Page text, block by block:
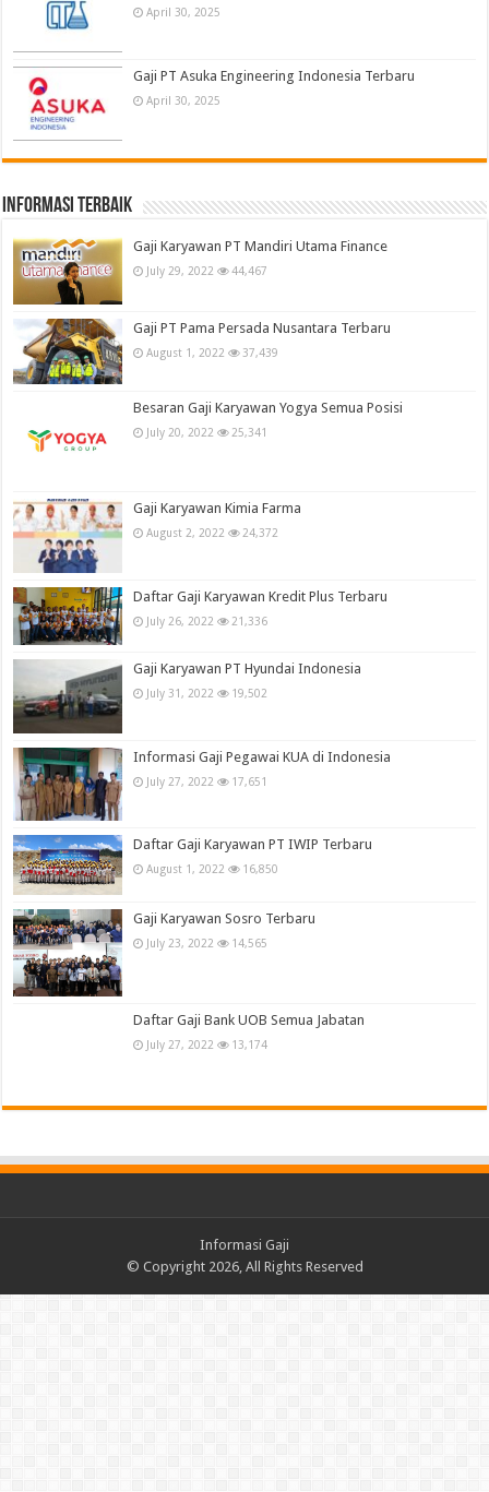
April 30, 2025
Gaji PT Asuka Engineering Indonesia Terbaru
April 30, 2025
informasi terbaik
Gaji Karyawan PT Mandiri Utama Finance
July 29, 2022 44,467
Gaji PT Pama Persada Nusantara Terbaru
August 1, 2022 37,439
Besaran Gaji Karyawan Yogya Semua Posisi
July 20, 2022 25,341
Gaji Karyawan Kimia Farma
August 2, 2022 24,372
Daftar Gaji Karyawan Kredit Plus Terbaru
July 26, 2022 21,336
Gaji Karyawan PT Hyundai Indonesia
July 31, 2022 19,502
Informasi Gaji Pegawai KUA di Indonesia
July 27, 2022 17,651
Daftar Gaji Karyawan PT IWIP Terbaru
August 1, 2022 16,850
Gaji Karyawan Sosro Terbaru
July 23, 2022 14,565
Daftar Gaji Bank UOB Semua Jabatan
July 27, 2022 13,174
Informasi Gaji
© Copyright 2026, All Rights Reserved